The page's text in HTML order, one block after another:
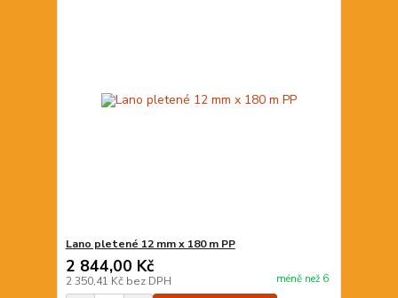
Lano pletené 12 mm x 180 m PP
2 844,00 Kč
2 350,41 Kč bez DPH méně než 6